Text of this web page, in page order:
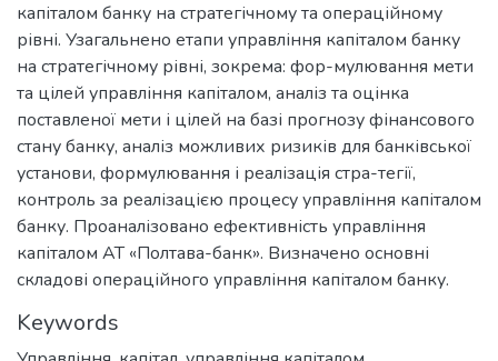
капіталом банку на стратегічному та операційному
рівні. Узагальнено етапи управління капіталом банку
на стратегічному рівні, зокрема: фор-мулювання мети
та цілей управління капіталом, аналіз та оцінка
поставленої мети і цілей на базі прогнозу фінансового
стану банку, аналіз можливих ризиків для банківської
установи, формулювання і реалізація стра-тегії,
контроль за реалізацією процесу управління капіталом
банку. Проаналізовано ефективність управління
капіталом АТ «Полтава-банк». Визначено основні
складові операційного управління капіталом банку.
Keywords